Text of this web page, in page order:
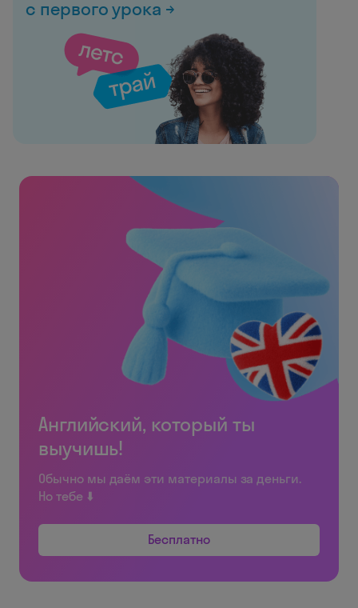
с первого урока →
Английский, который ты
выучишь!
Обычно мы даём эти материалы за деньги.
Но тебе ⬇️
Бесплатно